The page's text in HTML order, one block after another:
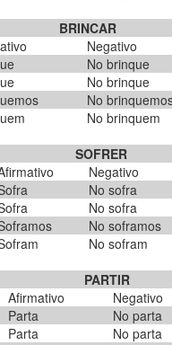
BRINCAR
Negativo
No brinque
No brinque
No
No brinquem
SOFRER
Negativo
No sofra
No sofra
No soframos
No sofram
PARTIR
Afirmativo
Negativo
Parta
No parta
Parta
No parta